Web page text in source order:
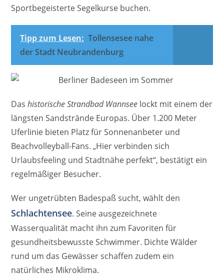
Sportbegeisterte Segelkurse buchen.
Tipp zum Lesen: Tollensesee nahe
der Stadt Neubrandenburg
Dashistorische Strandbad Wannsee lockt mit einem der
längsten Sandstrände Europas. Über 1.200 Meter
Uferlinie bieten Platz für Sonnenanbeter und
Beachvolleyball-Fans. „Hier verbinden sich
Urlaubsfeeling und Stadtnähe perfekt“, bestätigt ein
regelmäßiger Besucher.
Wer ungetrübten Badespaß sucht, wählt den
Schlachtensee. Seine ausgezeichnete
Wasserqualität macht ihn zum Favoriten für
gesundheitsbewusste Schwimmer. Dichte Wälder
rund um das Gewässer schaffen zudem ein
natürliches Mikroklima.